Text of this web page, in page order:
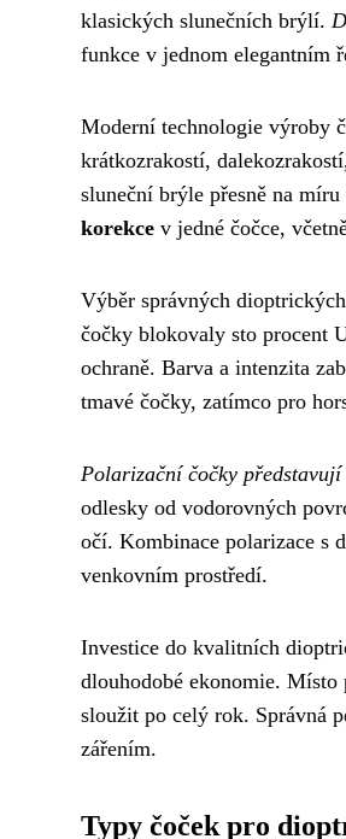
klasických slunečních brýlí.
funkce v jednom elegantním
Moderní technologie výroby
krátkozrakostí,
sluneční brýle přesně na
korekce v jedné čočce,
Výběr správných
čočky blokovaly sto procent
ochraně. Barva a intenzita
tmavé čočky, zatímco pro
Polarizační čočky
odlesky od vodorovných
očí. Kombinace polarizace s
venkovním prostředí.
Investice do kvalitních
dlouhodobé ekonomie.
sloužit po celý rok. Správná
zářením.
Typy čoček pro